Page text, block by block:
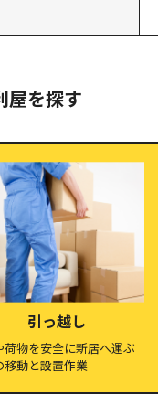
屋を探す
引っ越し
荷物を安全に新居へ運ぶ
移動と設置作業